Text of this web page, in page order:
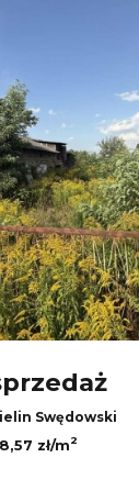
Swędowski
zł/m2